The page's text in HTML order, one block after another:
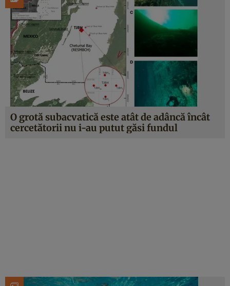
O grotă subacvatică este atât de adâncă încât
cercetătorii nu i-au putut găsi fundul